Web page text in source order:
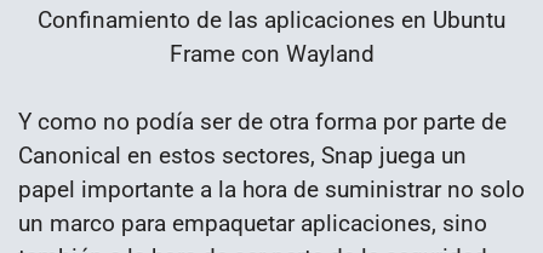
Confinamiento de las aplicaciones en Ubuntu
Frame con Wayland
Y como no podía ser de otra forma por parte de
Canonical en estos sectores, Snap juega un
papel importante a la hora de suministrar no solo
un marco para empaquetar aplicaciones, sino